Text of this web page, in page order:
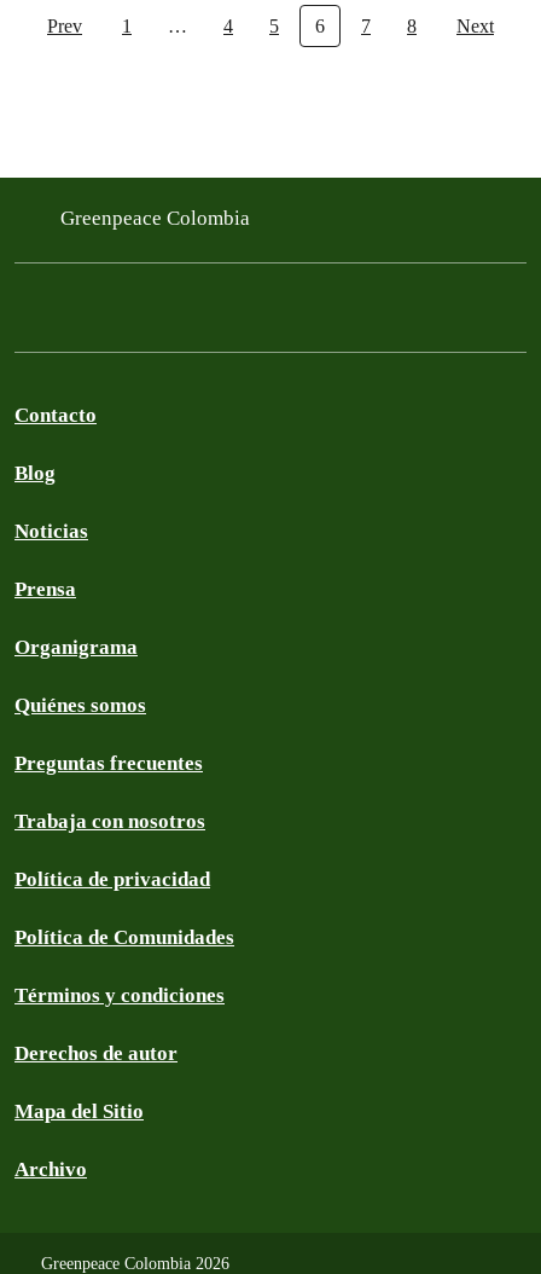
Prev 1 … 4 5 6 7 8 Next
Greenpeace Colombia
Contacto
Blog
Noticias
Prensa
Organigrama
Quiénes somos
Preguntas frecuentes
Trabaja con nosotros
Política de privacidad
Política de Comunidades
Términos y condiciones
Derechos de autor
Mapa del Sitio
Archivo
Greenpeace Colombia 2026